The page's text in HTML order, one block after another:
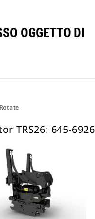
OGGETTO DI
TRS26: 645-6926